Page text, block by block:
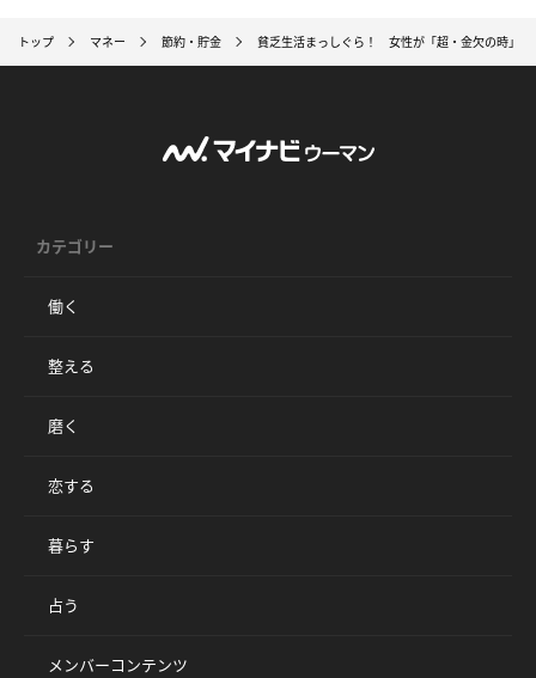
トップ マネー 節約・貯金 貧乏生活まっしぐら！ 女性が「超・金欠の時」に
カテゴリー
働く
整える
磨く
恋する
暮らす
占う
メンバーコンテンツ